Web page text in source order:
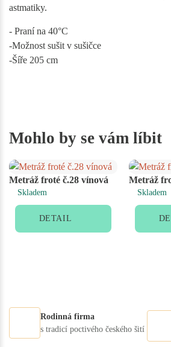
astmatiky.
- Praní na 40°C
-Možnost sušit v sušičce
-Šíře 205 cm
Mohlo by se vám líbit
Metráž froté č.28 vínová
Skladem
DETAIL
Metráž
Skladem
Rodinná firma
s tradicí poctivého českého šití